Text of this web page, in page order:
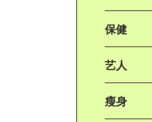
保健
艺人
瘦身